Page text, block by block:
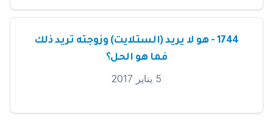
1744 - هو لا يريد (الستلايت) وزوجته تريد ذلك
فما هو الحل؟
5 يناير 2017